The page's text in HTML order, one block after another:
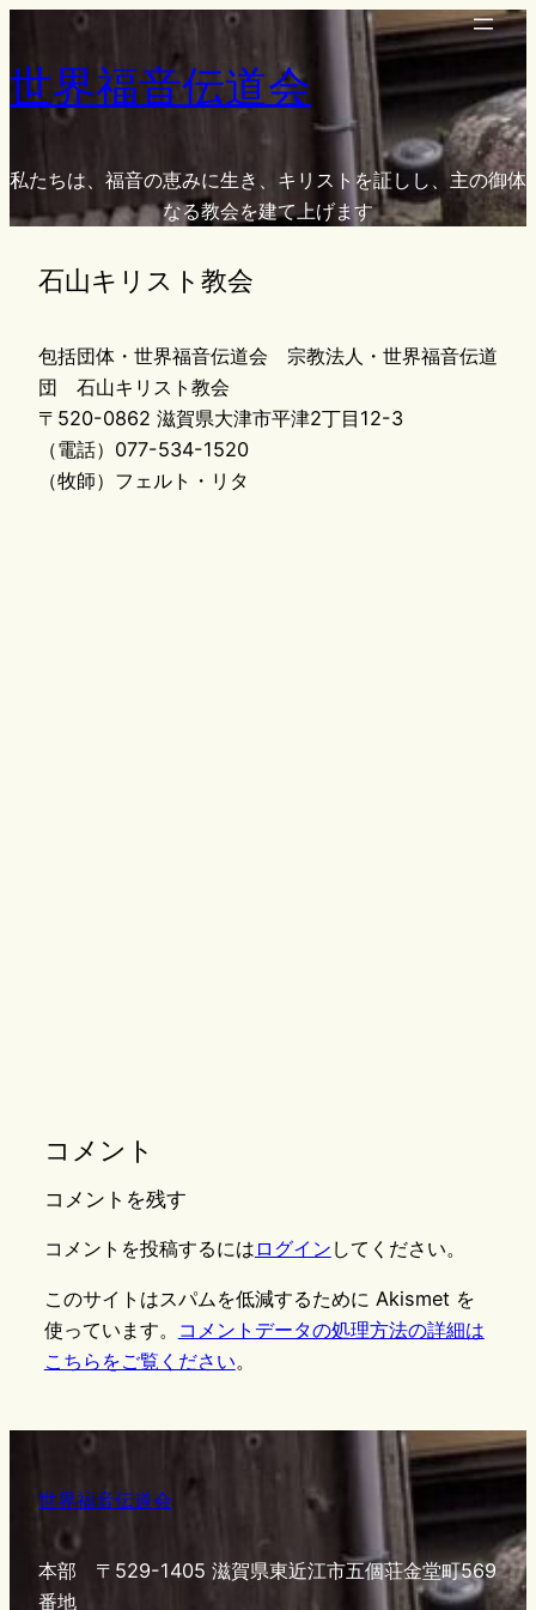
を
ッ
世界福音伝道会
私たちは、福音の恵みに生き、キリストを証しし、主の御体
なる教会を建て上げます
石山キリスト教会
包括団体・世界福音伝道会 宗教法人・世界福音伝道
団 石山キリスト教会
〒520-0862 滋賀県大津市平津2丁目12-3
（電話）077-534-1520
（牧師）フェルト・リタ
コメント
コメントを残す
コメントを投稿するには ログイン してください。
このサイトはスパムを低減するために Akismet を
使っています。
コメントデータの処理方法の詳細は
こちらをご覧ください。
世界福音伝道会
本部 〒529-1405 滋賀県東近江市五個荘金堂町569
番地